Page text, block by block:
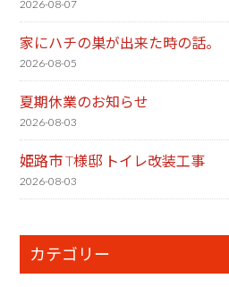
2026-08-07
家にハチの巣が出来た時の話。
2026-08-05
夏期休業のお知らせ
2026-08-03
姫路市 T様邸 トイレ改装工事
2026-08-03
カテゴリー